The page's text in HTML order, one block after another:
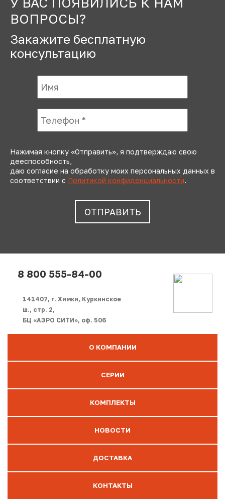
ВОПРОСЫ?
Закажите бесплатную
консультацию
Нажимая кнопку «Отправить», я подтверждаю свою
дееспособность,
даю согласие на обработку моих персональных данных в
соответствии с Политикой конфиденциальности.
8 800 555-84-00
141407, г. Химки, Куркинское
ш., стр. 2,
БЦ «АЭРО СИТИ», оф. 506
О КОМПАНИИ
СЕРИИ
КОМПЛЕКТЫ
НОВОСТИ
ДОСТАВКА
КОНТАКТЫ